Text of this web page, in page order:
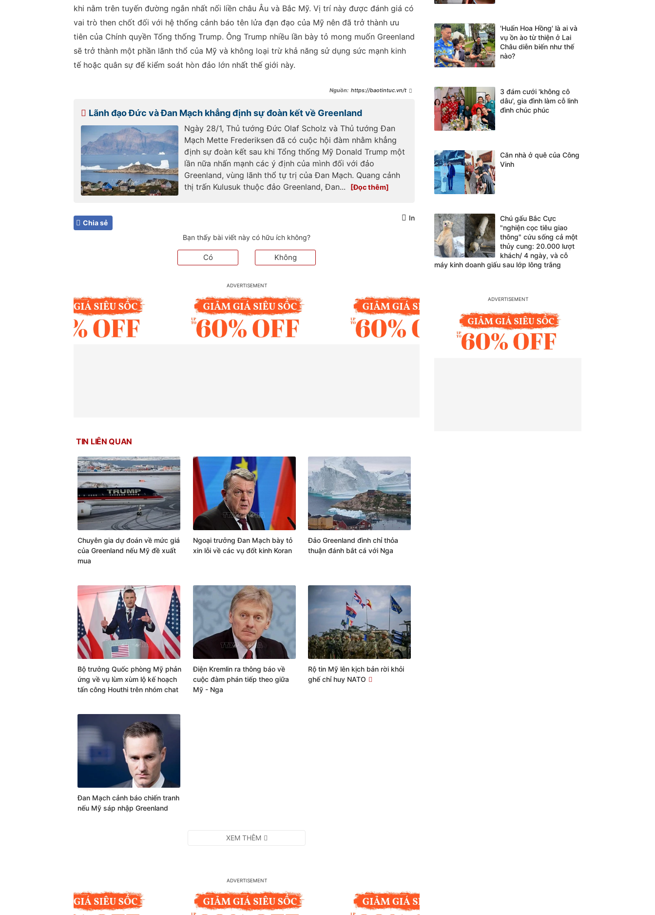
khi nằm trên tuyến đường ngắn nhất nối liền châu Âu và Bắc Mỹ. Vị trí này được đánh giá có
vai trò then chốt đối với hệ thống cảnh báo tên lửa đạn đạo của Mỹ nên đã trở thành ưu
tiên của Chính quyền Tổng thống Trump. Ông Trump nhiều lần bày tỏ mong muốn Greenland
sẽ trở thành một phần lãnh thổ của Mỹ và không loại trừ khả năng sử dụng sức mạnh kinh
tế hoặc quân sự để kiểm soát hòn đảo lớn nhất thế giới này.
https://baotintuc.vn/the
tham-greenland-
Lãnh đạo Đức và Đan Mạch khẳng định sự đoàn kết về Greenland
Ngày 28/1, Thủ tướng Đức Olaf Scholz và Thủ tướng Đan
Mạch Mette Frederiksen đã có cuộc hội đàm nhằm khẳng
định sự đoàn kết sau khi Tổng thống Mỹ Donald Trump một
lần nữa nhấn mạnh các ý định của mình đối với đảo
Greenland, vùng lãnh thổ tự trị của Đan Mạch. Quang cảnh
thị trấn Kulusuk thuộc đảo Greenland, Đan...
In
Chia sẻ
Bạn thấy bài viết này có hữu ích không?
Có Không
TIN LIÊN QUAN
Chuyên gia dự đoán về mức giá
của Greenland nếu Mỹ đề xuất
mua
Ngoại trưởng Đan Mạch bày tỏ
xin lỗi về các vụ đốt kinh Koran
Đảo Greenland đình chỉ thỏa
thuận đánh bắt cá với Nga
Bộ trưởng Quốc phòng Mỹ phản
ứng về vụ lùm xùm lộ kế hoạch
tấn công Houthi trên nhóm chat
Điện Kremlin ra thông báo về
cuộc đàm phán tiếp theo giữa
Mỹ - Nga
Rộ tin Mỹ lên kịch bản rời khỏi
ghế chỉ huy NATO
Đan Mạch cảnh báo chiến tranh
nếu Mỹ sáp nhập Greenland
'Huấn Hoa Hồng' là ai và
vụ ồn ào từ thiện ở Lai
Châu diễn biến như thế
nào?
3 đám cưới 'không cô
dâu', gia đình làm cỗ linh
đình chúc phúc
Căn nhà ở quê của Công
Vinh
Chú gấu Bắc Cực
"nghiện cọc tiêu giao
thông" cứu sống cả một
thủy cung: 20.000 lượt
khách/ 4 ngày, và cỗ
máy kinh doanh giấu sau lớp lông trắng